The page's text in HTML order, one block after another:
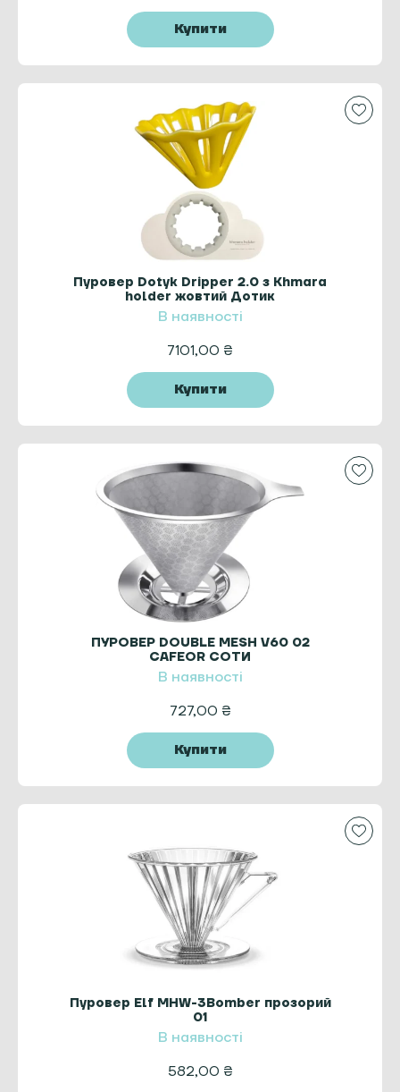
Купити
Пуровер Dotyk Dripper 2.0 з Khmara
holder жовтий Дотик
В наявності
7101,00 ₴
Купити
ПУРОВЕР DOUBLE MESH V60 02
CAFEOR СОТИ
В наявності
727,00 ₴
Купити
Пуровер Elf MHW-3Bomber прозорий
01
В наявності
582,00 ₴